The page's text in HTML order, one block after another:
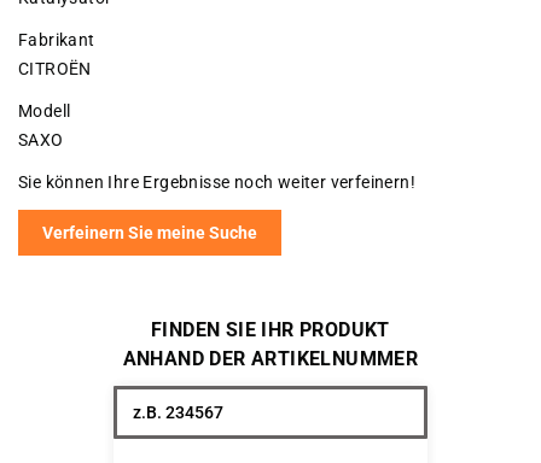
Fabrikant
CITROËN
Modell
SAXO
Sie können Ihre Ergebnisse noch weiter verfeinern!
Verfeinern Sie meine Suche
FINDEN SIE IHR PRODUKT
ANHAND DER ARTIKELNUMMER